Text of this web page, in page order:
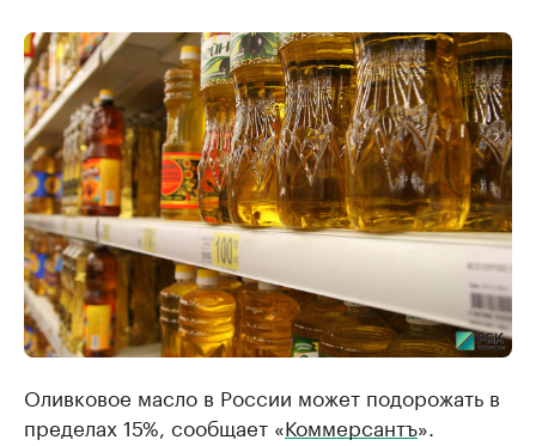
Оливковое масло в России может подорожать в
пределах 15%, сообщает «Коммерсантъ».